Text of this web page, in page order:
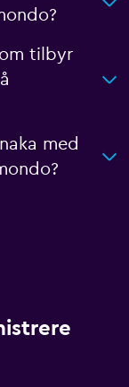
tilbyr
med